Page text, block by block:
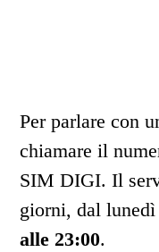
Per parlare con
chiamare il
SIM DIGI. Il
giorni, dal
alle 23:00.